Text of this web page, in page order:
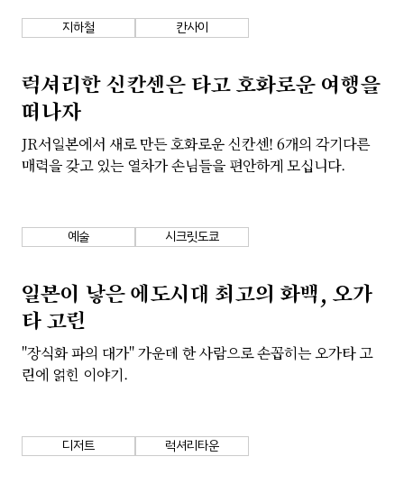
지하철 칸사이
럭셔리한 신칸센은 타고 호화로운 여행을
떠나자
JR서일본에서 새로 만든 호화로운 신칸센! 6개의 각기다른
매력을 갖고 있는 열차가 손님들을 편안하게 모십니다.
예술 시크릿도쿄
일본이 낳은 에도시대 최고의 화백, 오가
타 고린
"장식화 파의 대가" 가운데 한 사람으로 손꼽히는 오가타 고
린에 얽힌 이야기.
디저트 럭셔리타운